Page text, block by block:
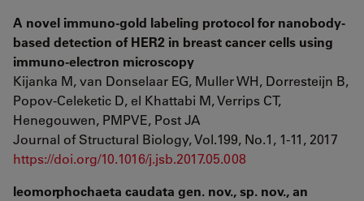
A novel immuno-gold labeling protocol for nanobody-
based detection of HER2 in breast cancer cells using
immuno-electron microscopy
Kijanka M, van Donselaar EG, Muller WH, Dorresteijn B,
Popov-Celeketic D, el Khattabi M, Verrips CT,
Henegouwen, PMPVE, Post JA
Journal of Structural Biology, Vol.199, No.1, 1-11, 2017
https://doi.org/10.1016/j.jsb.2017.05.008
leomorphochaeta caudata gen. nov., sp. nov., an